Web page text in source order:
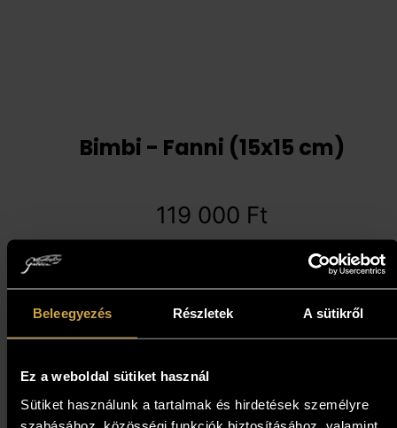
Beleegyezés Részletek A sütikről
Ez a weboldal sütiket használ
Sütiket használunk a tartalmak és hirdetések személyre
szabásához, közösségi funkciók biztosításához, valamint
Bimbi - Fanni (15x15 cm)
119 000 Ft